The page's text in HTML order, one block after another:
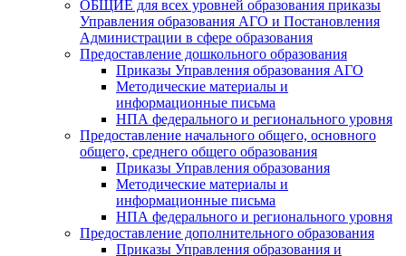
ОБЩИЕ для всех уровней образования приказы
Управления образования АГО и Постановления
Администрации в сфере образования
Предоставление дошкольного образования
Приказы Управления образования АГО
Методические материалы и
информационные письма
НПА федерального и регионального уровня
Предоставление начального общего, основного
общего, среднего общего образования
Приказы Управления образования
Методические материалы и
информационные письма
НПА федерального и регионального уровня
Предоставление дополнительного образования
Приказы Управления образования и